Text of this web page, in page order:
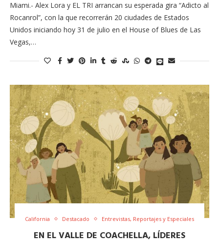
Miami.- Alex Lora y EL TRI arrancan su esperada gira “Adicto al
Rocanrol”, con la que recorrerán 20 ciudades de Estados
Unidos iniciando hoy 31 de julio en el House of Blues de Las
Vegas,…
California Destacado Entrevistas, Reportajes y Especiales
EN EL VALLE DE COACHELLA, LÍDERES